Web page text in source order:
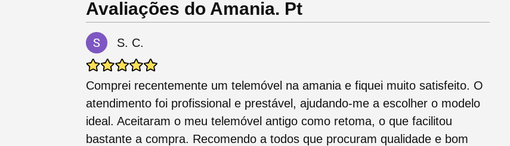
Avaliações do Amania. Pt
S. C.
Comprei recentemente um telemóvel na amania e fiquei muito satisfeito. O
atendimento foi profissional e prestável, ajudando-me a escolher o modelo
ideal. Aceitaram o meu telemóvel antigo como retoma, o que facilitou
bastante a compra. Recomendo a todos que procuram qualidade e bom